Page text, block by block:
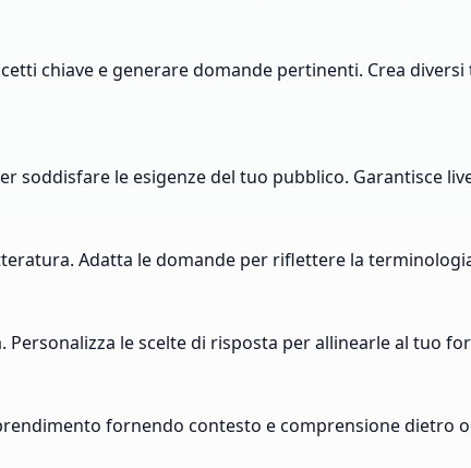
chiave e generare domande pertinenti. Crea
soddisfare le esigenze del tuo pubblico. Garantisce
Adatta le domande per riflettere la
le scelte di risposta per allinearle al tuo
fornendo contesto e comprensione dietro